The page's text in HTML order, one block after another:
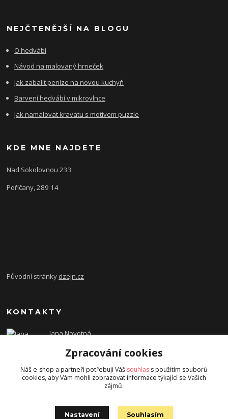
NEJČTENĚJŠÍ NA BLOGU
O hedvábí
Návod na malovaný hrneček
Jak zabalit peníze na novou kuchyň
Barvení hedvábí v mikrovlnce
Jak namalovat kravatu s motivem puzzle
KDE MNE NAJDETE
Nad Sokolovnou 233
Poříčany, 289 14
Původní stránky dzejn.cz
KONTAKTY
Jana Novotná
dzejn.n@email.cz
Zpracování cookies
Náš e-shop a partneři potřebují Váš souhlas s použitím souborů
cookies, aby Vám mohli zobrazovat informace týkající se Vašich
zájmů.
Nastavení Souhlasím